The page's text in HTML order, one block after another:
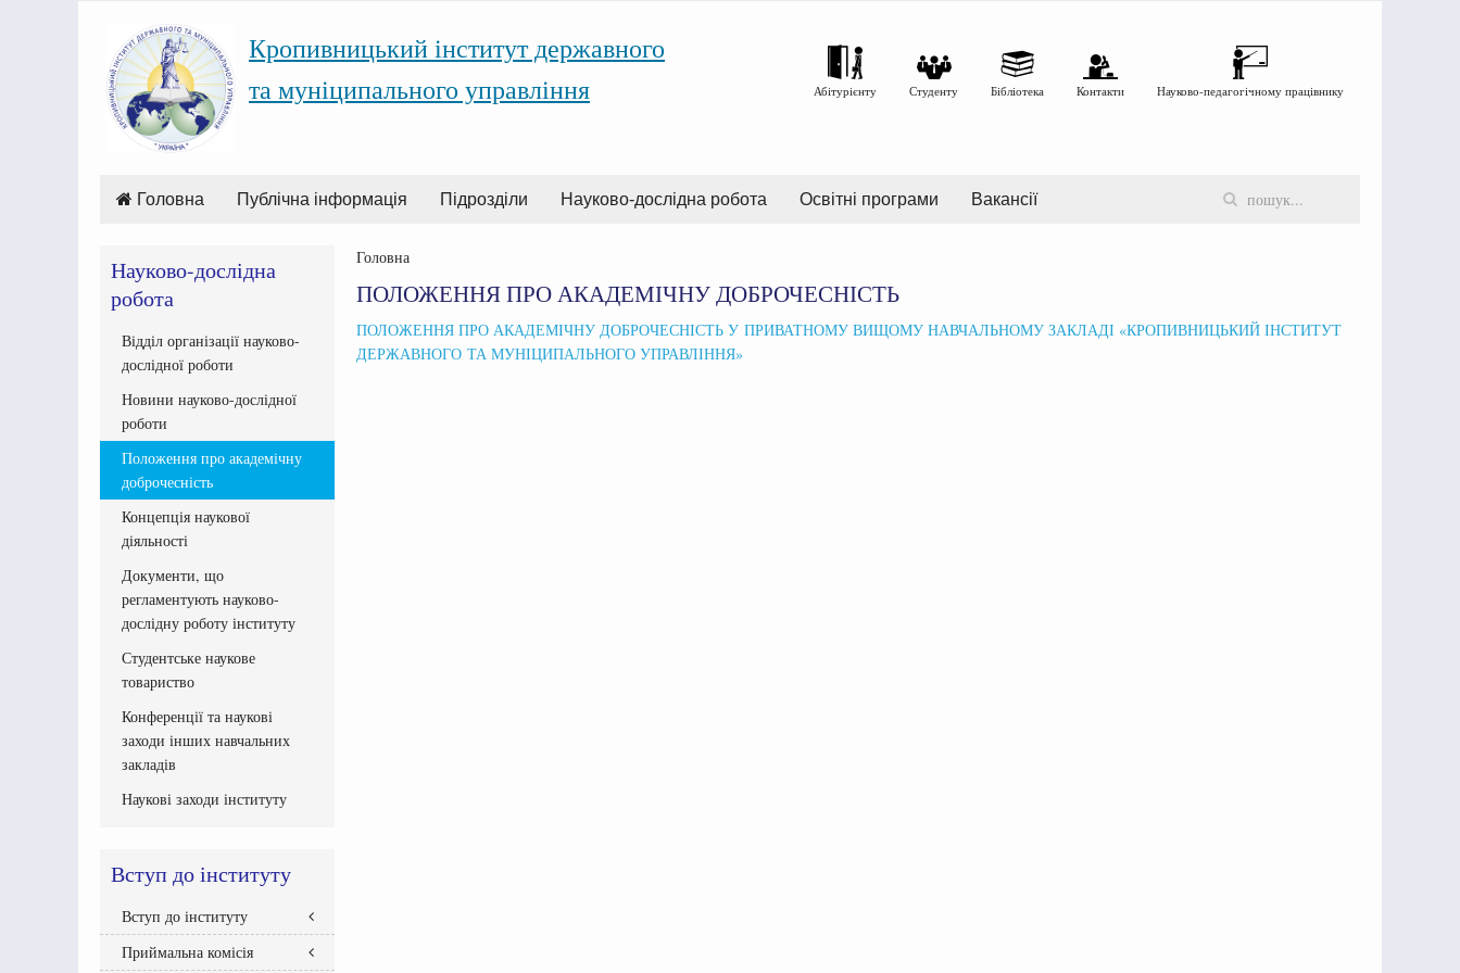
Кропивницький інститут державного
та муніципального управління
Абітурієнту Студенту Бібліотека Контакти Науково-педагогічному працівнику
Головна Публічна інформація Підрозділи Науково-дослідна робота Освітні програми Вакансії
Головна
ПОЛОЖЕННЯ ПРО АКАДЕМІЧНУ ДОБРОЧЕСНІСТЬ
ПОЛОЖЕННЯ ПРО АКАДЕМІЧНУ ДОБРОЧЕСНІСТЬ У ПРИВАТНОМУ ВИЩОМУ НАВЧАЛЬНОМУ ЗАКЛАДІ «КРОПИВНИЦЬКИЙ ІНСТИТУТ
ДЕРЖАВНОГО ТА МУНІЦИПАЛЬНОГО УПРАВЛІННЯ»
Науково-дослідна
робота
Відділ організації науково-
дослідної роботи
Новини науково-дослідної
роботи
Положення про академічну
доброчесність
Концепція наукової
діяльності
Документи, що
регламентують науково-
дослідну роботу інституту
Студентське наукове
товариство
Конференції та наукові
заходи інших навчальних
закладів
Наукові заходи інституту
Вступ до інституту
Вступ до інституту
Правила прийому
Приймальна комісія